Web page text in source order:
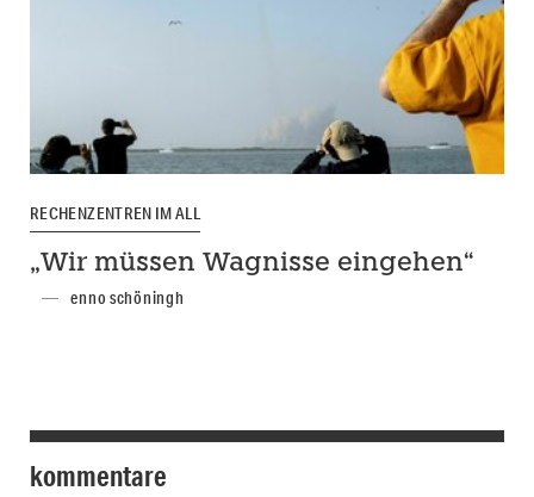
RECHENZENTREN IM ALL
„Wir müssen Wagnisse eingehen“
enno schöningh
kommentare